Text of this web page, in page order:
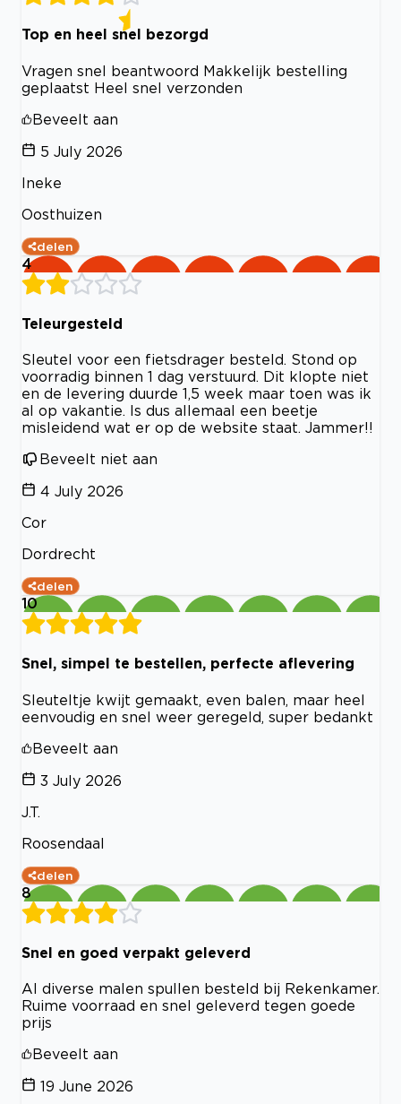
Top en heel snel bezorgd
Vragen snel beantwoord Makkelijk bestelling
geplaatst Heel snel verzonden
Beveelt aan
5 July 2026
Ineke
Oosthuizen
delen
4
Teleurgesteld
Sleutel voor een fietsdrager besteld. Stond op
voorradig binnen 1 dag verstuurd. Dit klopte niet
en de levering duurde 1,5 week maar toen was ik
al op vakantie. Is dus allemaal een beetje
misleidend wat er op de website staat. Jammer!!
Beveelt niet aan
4 July 2026
Cor
Dordrecht
delen
10
Snel, simpel te bestellen, perfecte aflevering
Sleuteltje kwijt gemaakt, even balen, maar heel
eenvoudig en snel weer geregeld, super bedankt
Beveelt aan
3 July 2026
J.T.
Roosendaal
delen
8
Snel en goed verpakt geleverd
Al diverse malen spullen besteld bij Rekenkamer.
Ruime voorraad en snel geleverd tegen goede
prijs
Beveelt aan
19 June 2026